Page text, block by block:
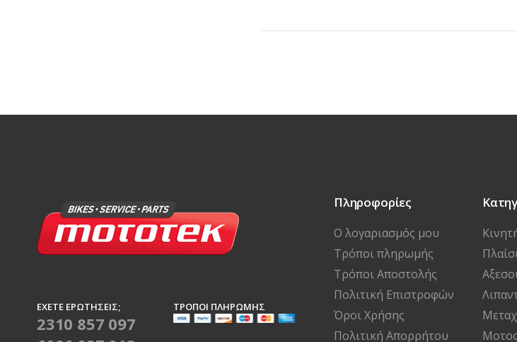
ΈΧΕΤΕ ΕΡΩΤΉΣΕΙΣ;
2310 857 097
ΤΡΌΠΟΙ ΠΛΗΡΩΜΉΣ
Πληροφορίες
Ο λογαριασμός μου
Τρόποι πληρωμής
Τρόποι Αποστολής
Πολιτική Επιστροφών
Όροι Χρήσης
Πολιτική Απορρήτου